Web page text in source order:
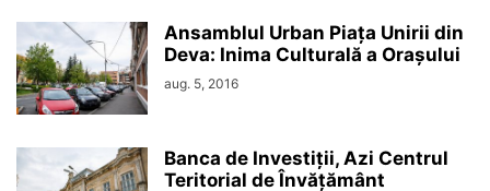
Ansamblul Urban Piața Unirii din
Deva: Inima Culturală a Orașului
aug. 5, 2016
Banca de Investiții, Azi Centrul
Teritorial de Învățământ